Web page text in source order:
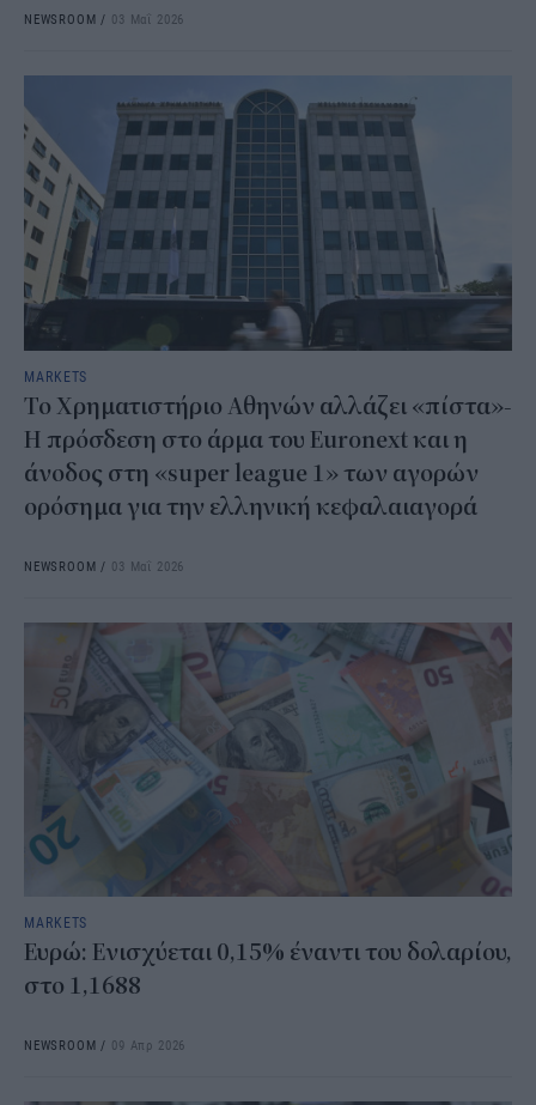
NEWSROOM / 03 Μαΐ 2026
MARKETS
Το Χρηματιστήριο Αθηνών αλλάζει «πίστα»-
Η πρόσδεση στο άρμα του Euronext και η
άνοδος στη «super league 1» των αγορών
ορόσημα για την ελληνική κεφαλαιαγορά
NEWSROOM / 03 Μαΐ 2026
MARKETS
Ευρώ: Eνισχύεται 0,15% έναντι του δολαρίου,
στο 1,1688
NEWSROOM / 09 Απρ 2026